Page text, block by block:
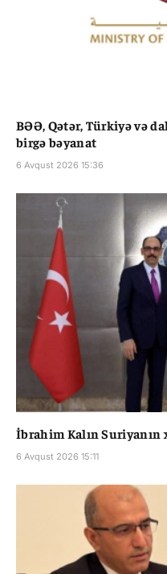
BƏƏ, Qətər, Türkiyə və
birgə bəyanat
6 Avqust 2026 15:36
İbrahim Kalın
6 Avqust 2026 15:11